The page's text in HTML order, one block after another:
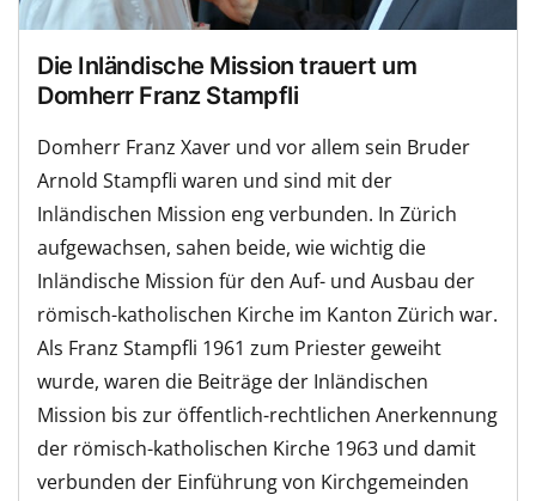
Die Inländische Mission trauert um
Domherr Franz Stampfli
Domherr Franz Xaver und vor allem sein Bruder
Arnold Stampfli waren und sind mit der
Inländischen Mission eng verbunden. In Zürich
aufgewachsen, sahen beide, wie wichtig die
Inländische Mission für den Auf- und Ausbau der
römisch-katholischen Kirche im Kanton Zürich war.
Als Franz Stampfli 1961 zum Priester geweiht
wurde, waren die Beiträge der Inländischen
Mission bis zur öffentlich-rechtlichen Anerkennung
der römisch-katholischen Kirche 1963 und damit
verbunden der Einführung von Kirchgemeinden